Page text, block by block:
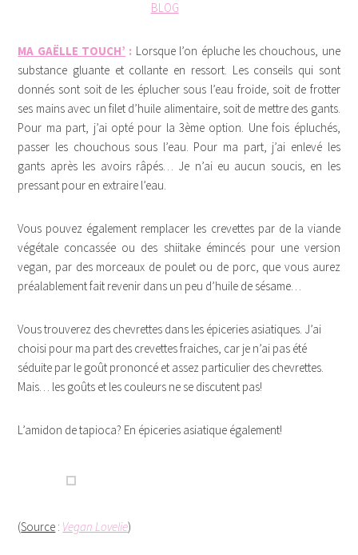
MA GAËLLE TOUCH’ : Lorsque l’on épluche les chouchous, une
substance gluante et collante en ressort. Les conseils qui sont
donnés sont soit de les éplucher sous l’eau froide, soit de frotter
ses mains avec un filet d’huile alimentaire, soit de mettre des gants.
Pour ma part, j’ai opté pour la 3ème option. Une fois épluchés,
passer les chouchous sous l’eau. Pour ma part, j’ai enlevé les
gants après les avoirs râpés… Je n’ai eu aucun soucis, en les
pressant pour en extraire l’eau.
Vous pouvez également remplacer les crevettes par de la viande
végétale concassée ou des shiitake émincés pour une version
vegan, par des morceaux de poulet ou de porc, que vous aurez
préalablement fait revenir dans un peu d’huile de sésame…
Vous trouverez des chevrettes dans les épiceries asiatiques. J’ai
choisi pour ma part des crevettes fraiches, car je n’ai pas été
séduite par le goût prononcé et assez particulier des chevrettes.
Mais… les goûts et les couleurs ne se discutent pas!
L’amidon de tapioca? En épiceries asiatique également!
(Source : Vegan Lovelie)